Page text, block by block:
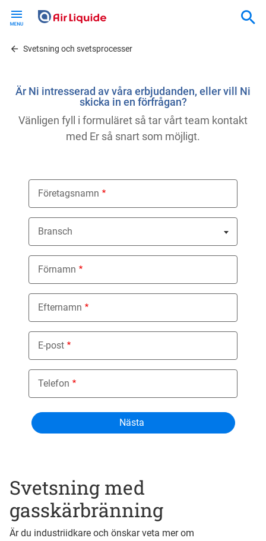
contentSvetsning och svetsprocesser
Svetsning med
gasskärbränning
Är du industriidkare och önskar veta mer om
Är Ni intresserad av våra erbjudanden, eller vill Ni
skicka in en förfrågan?
Vänligen fyll i formuläret så tar vårt team kontakt
med Er så snart som möjligt.
Företagsnamn
Bransch
Nothing selected
Förnamn
Efternamn
E-post
Telefon